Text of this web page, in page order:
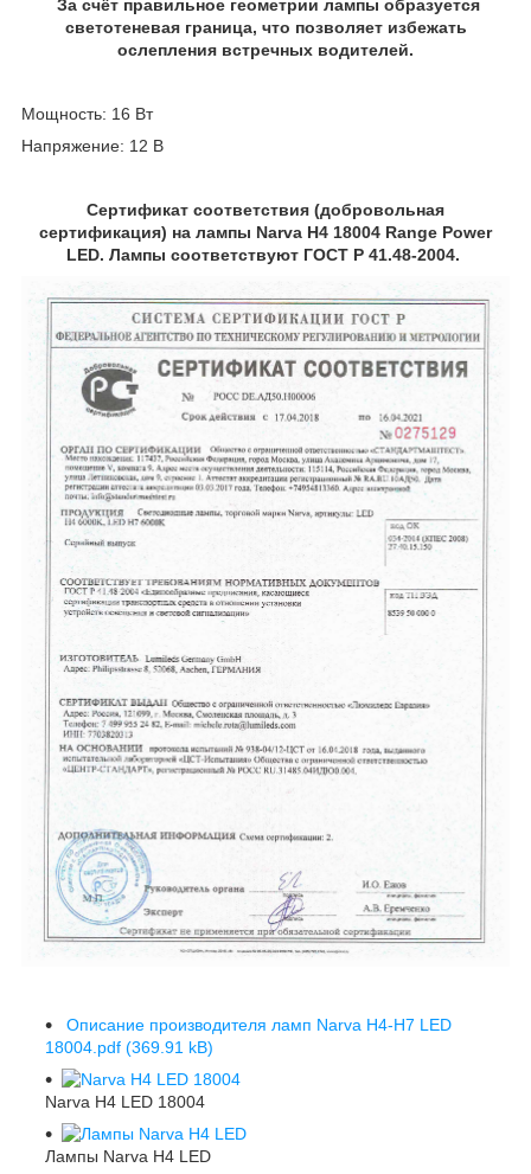
За счёт правильное геометрии лампы образуется
светотеневая граница, что позволяет избежать
ослепления встречных водителей.
Мощность: 16 Вт
Напряжение: 12 В
Сертификат соответствия (добровольная
сертификация) на лампы Narva H4 18004 Range Power
LED. Лампы соответствуют ГОСТ Р 41.48-2004.
Описание производителя ламп Narva H4-H7 LED
18004.pdf (369.91 kB)
Narva H4 LED 18004
Лампы Narva H4 LED